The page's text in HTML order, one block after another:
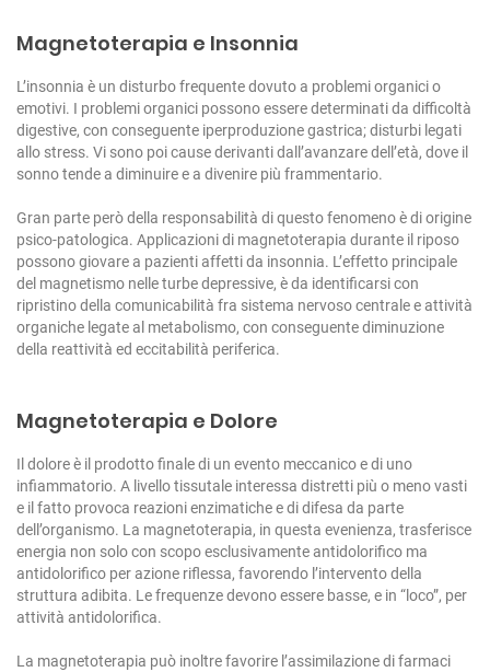
Magnetoterapia e Insonnia
L’insonnia è un disturbo frequente dovuto a problemi organici o
emotivi. I problemi organici possono essere determinati da difficoltà
digestive, con conseguente iperproduzione gastrica; disturbi legati
allo stress. Vi sono poi cause derivanti dall’avanzare dell’età, dove il
sonno tende a diminuire e a divenire più frammentario.
Gran parte però della responsabilità di questo fenomeno è di origine
psico-patologica. Applicazioni di magnetoterapia durante il riposo
possono giovare a pazienti affetti da insonnia. L’effetto principale
del magnetismo nelle turbe depressive, è da identificarsi con
ripristino della comunicabilità fra sistema nervoso centrale e attività
organiche legate al metabolismo, con conseguente diminuzione
della reattività ed eccitabilità periferica.
Magnetoterapia e Dolore
Il dolore è il prodotto finale di un evento meccanico e di uno
infiammatorio. A livello tissutale interessa distretti più o meno vasti
e il fatto provoca reazioni enzimatiche e di difesa da parte
dell’organismo. La magnetoterapia, in questa evenienza, trasferisce
energia non solo con scopo esclusivamente antidolorifico ma
antidolorifico per azione riflessa, favorendo l’intervento della
struttura adibita. Le frequenze devono essere basse, e in “loco”, per
attività antidolorifica.
La magnetoterapia può inoltre favorire l’assimilazione di farmaci